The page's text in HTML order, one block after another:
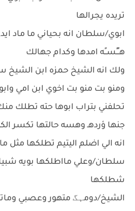
تريده يجرالها
ابوي/سلطان انه بحياني ما ماد
هــًـًســًه امدها وكدام جهالك
ولك انه الشيخ حمزه ابن الشيخ
ومنو بت منو بت اخوي ابن امي
تحلفني بتراب ابوها حته تطلك
جنها ؤردهـ وهسه حالتها تكسر
انه الي اضلم اليتيم تطلكها مثل
سلطان/وعلي مااطلكها بويه
شطلكها
الشيخ/دومہگ متهور وعصبي